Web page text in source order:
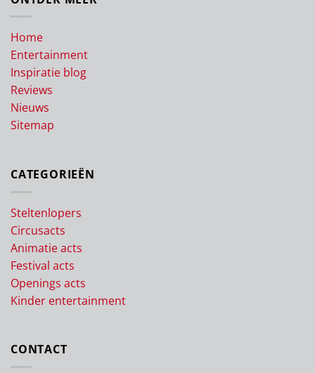
Home
Entertainment
Inspiratie blog
Reviews
Nieuws
Sitemap
CATEGORIEËN
Steltenlopers
Circusacts
Animatie acts
Festival acts
Openings acts
Kinder entertainment
CONTACT